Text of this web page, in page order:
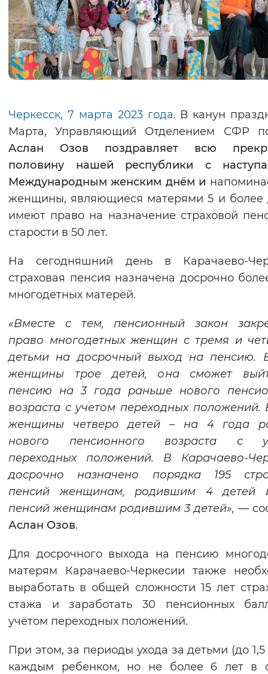
Изображения
Включены Выключены
Звуковой ассистент
Вернуть стандартные настройки
Черкесск, 7 марта 2023 года. В канун
Марта, Управляющий Отделением СФР
Аслан Озов
поздравляет всю
половину нашей республики с
Международным женским днём и
женщины, являющиеся матерями 5 и более
имеют право на назначение страховой
старости в 50 лет.
На сегодняшний день в Карачаево-
страховая пенсия назначена досрочно
многодетных матерей.
«Вместе с тем, пенсионный закон
право многодетных женщин с тремя и
детьми на досрочный выход на пенсию.
женщины трое детей, она сможет
пенсию на 3 года раньше нового
возраста с учетом переходных положений.
женщины четверо детей – на 4 года
нового пенсионного возраста с
переходных положений. В Карачаево-
досрочно назначено порядка 195
пенсий женщинам, родившим 4 детей
пенсий женщинам родившим 3 детей», —
Аслан Озов.
Для досрочного выхода на пенсию
матерям Карачаево-Черкесии также
выработать в общей сложности 15 лет
стажа и заработать 30 пенсионных
учётом переходных положений.
При этом, за периоды ухода за детьми (до 1,5
каждым ребенком, но не более 6 лет в